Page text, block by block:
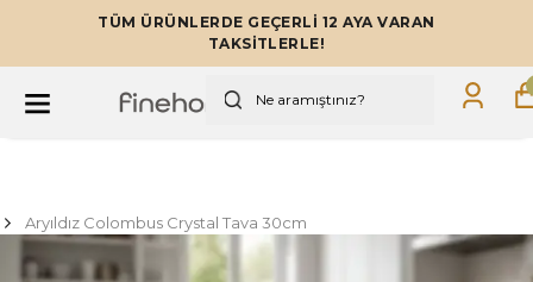
TÜM ÜRÜNLERDE GEÇERLİ 12 AYA VARAN
TAKSİTLERLE!
Aryıldız Colombus Crystal Tava 30cm